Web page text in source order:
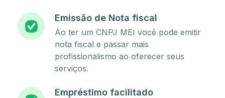
Emissão de Nota fiscal
Ao ter um CNPJ MEI você pode emitir
nota fiscal e passar mais
profissionalismo ao oferecer seus
serviços.
Empréstimo facilitado